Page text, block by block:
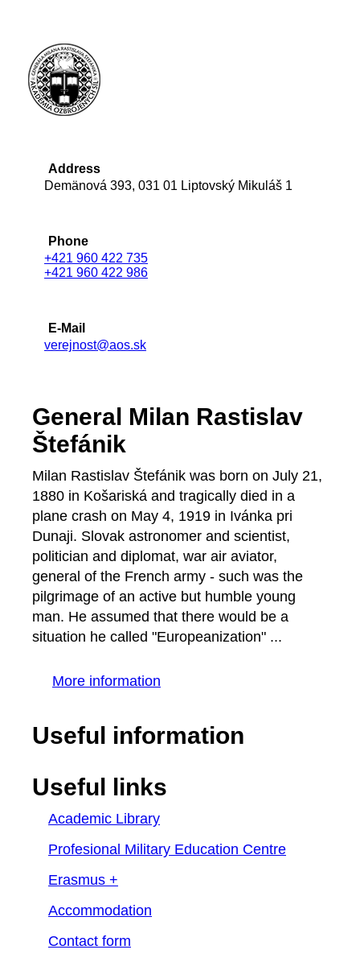
Address
Demänová 393, 031 01 Liptovský Mikuláš 1
Phone
+421 960 422 735
+421 960 422 986
E-Mail
verejnost@aos.sk
General Milan Rastislav
Štefánik
Milan Rastislav Štefánik was born on July 21,
1880 in Košariská and tragically died in a
plane crash on May 4, 1919 in Ivánka pri
Dunaji. Slovak astronomer and scientist,
politician and diplomat, war air aviator,
general of the French army - such was the
pilgrimage of an active but humble young
man. He assumed that there would be a
situation he called "Europeanization" ...
More information
Useful information
Useful links
Academic Library
Profesional Military Education Centre
Erasmus +
Accommodation
Contact form